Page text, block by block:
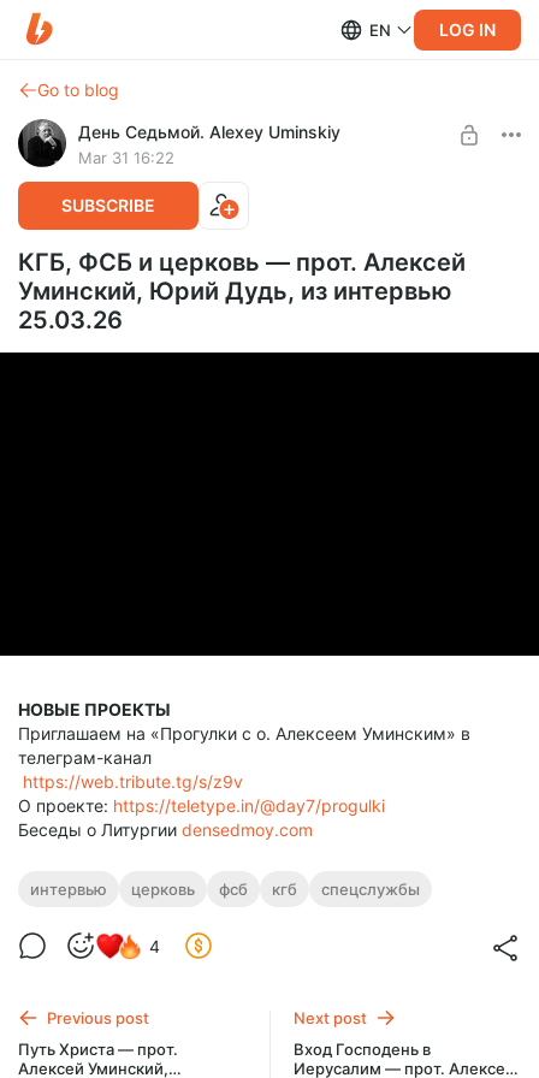
EN LOG IN
Go to blog
День Седьмой. Alexey Uminskiy
Mar 31 16:22
SUBSCRIBE
КГБ, ФСБ и церковь — прот. Алексей
Уминский, Юрий Дудь, из интервью
25.03.26
НОВЫЕ ПРОЕКТЫ
Приглашаем на «Прогулки с о. Алексеем Уминским» в
телеграм-канал
https://web.tribute.tg/s/z9v
О проекте: https://teletype.in/@day7/progulki
Беседы о Литургии densedmoy.com
интервью церковь фсб кгб спецслужбы
4
Previous post
Путь Христа — прот.
Алексей Уминский,
Next post
Вход Господень в
Иерусалим — прот. Алексей